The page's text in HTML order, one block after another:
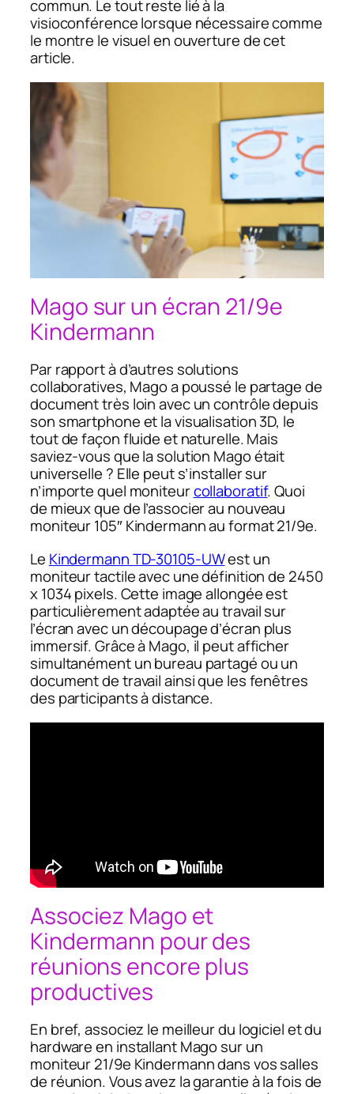
commun. Le tout reste lié à la
visioconférence lorsque nécessaire comme
le montre le visuel en ouverture de cet
article.
Mago sur un écran 21/9e
Kindermann
Par rapport à d’autres solutions
collaboratives, Mago a poussé le partage de
document très loin avec un contrôle depuis
son smartphone et la visualisation 3D, le
tout de façon fluide et naturelle. Mais
saviez-vous que la solution Mago était
universelle ? Elle peut s’installer sur
n’importe quel moniteurcollaboratif. Quoi
de mieux que de l’associer au nouveau
moniteur 105″ Kindermann au format 21/9e.
Le Kindermann TD-30105-UWest un
moniteur tactile avec une définition de 2450
x 1034 pixels. Cette image allongée est
particulièrement adaptée au travail sur
l’écran avec un découpage d’écran plus
immersif. Grâce à Mago, il peut afficher
simultanément un bureau partagé ou un
document de travail ainsi que les fenêtres
des participants à distance.
Associez Mago et
Kindermann pour des
réunions encore plus
productives
En bref, associez le meilleur du logiciel et du
hardware en installant Mago sur un
moniteur 21/9e Kindermann dans vos salles
de réunion. Vous avez la garantie à la fois de